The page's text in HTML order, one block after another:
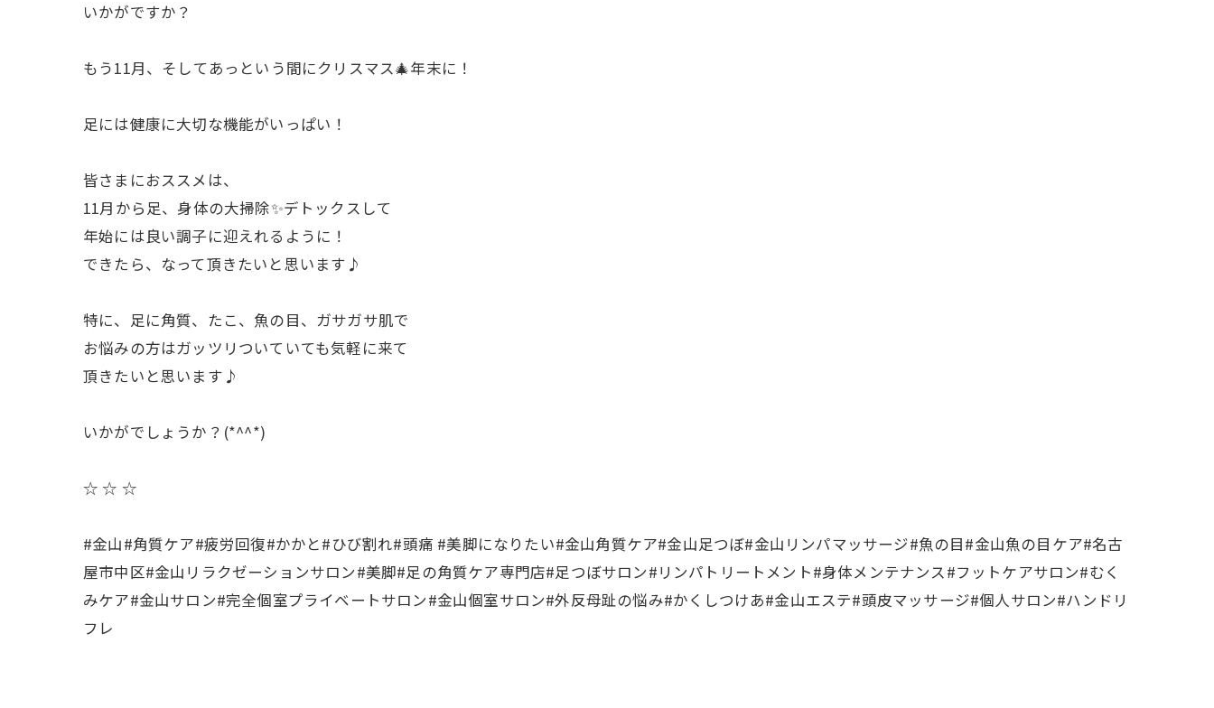
いかがですか？
もう11月、そしてあっという間にクリスマス🎄年末に！
足には健康に大切な機能がいっぱい！
皆さまにおススメは、
11月から足、身体の大掃除✨デトックスして
年始には良い調子に迎えれるように！
できたら、なって頂きたいと思います♪
特に、足に角質、たこ、魚の目、ガサガサ肌で
お悩みの方はガッツリついていても気軽に来て
頂きたいと思います♪
いかがでしょうか？(*^^*)
☆ ☆ ☆
#金山#角質ケア#疲労回復#かかと#ひび割れ#頭痛 #美脚になりたい#金山角質ケア#金山足つぼ#金山リンパマッサージ#魚の目#金山魚の目ケア#名古
屋市中区#金山リラクゼーションサロン#美脚#足の角質ケア専門店#足つぼサロン#リンパトリートメント#身体メンテナンス#フットケアサロン#むく
みケア#金山サロン#完全個室プライベートサロン#金山個室サロン#外反母趾の悩み#かくしつけあ#金山エステ#頭皮マッサージ#個人サロン#ハンドリ
フレ